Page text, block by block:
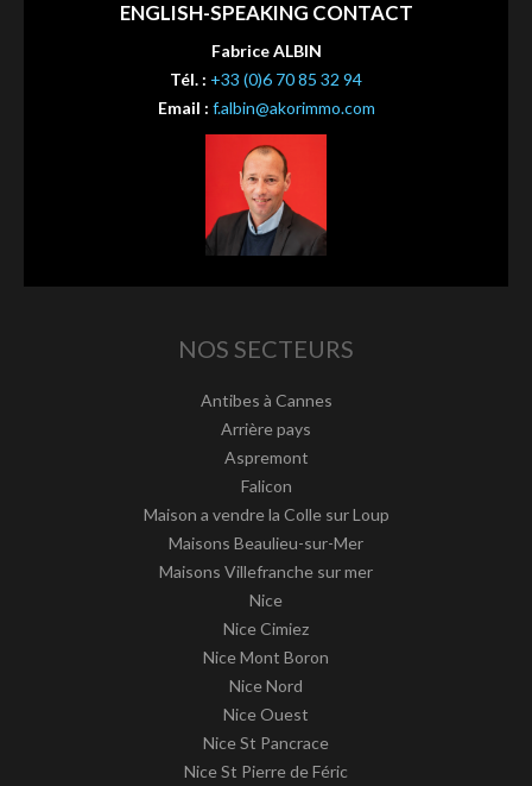
ENGLISH-SPEAKING CONTACT
Fabrice ALBIN
Tél. : +33 (0)6 70 85 32 94
Email : f.albin@akorimmo.com
NOS SECTEURS
Antibes à Cannes
Arrière pays
Aspremont
Falicon
Maison a vendre la Colle sur Loup
Maisons Beaulieu-sur-Mer
Maisons Villefranche sur mer
Nice
Nice Cimiez
Nice Mont Boron
Nice Nord
Nice Ouest
Nice St Pancrace
Nice St Pierre de Féric